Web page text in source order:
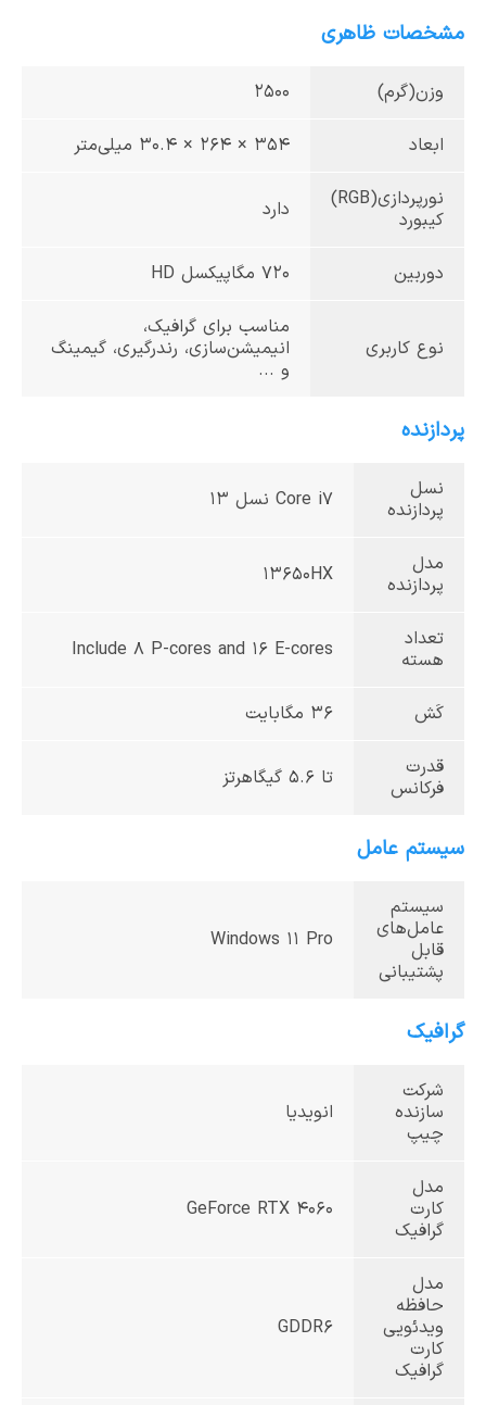
مشخصات ظاهری
وزن(گرم) 2500
ابعاد 354 × 264 × 30.4 میلی‌متر
نورپردازی(RGB)
کیبورد
دارد
دوربین ۷۲۰ مگاپیکسل HD
نوع کاربری
مناسب برای گرافیک،
انیمیشن‌سازی، رندرگیری، گیمینگ
و ...
پردازنده
نسل
پردازنده
Core i7 نسل ۱۳
مدل
پردازنده
13650HX
تعداد
هسته
Include 8 P-cores and 16 E-cores
کَش 36 مگابایت
قدرت
فرکانس
تا 5.6 گیگاهرتز
سیستم عامل
سیستم
عامل‌های
قابل
پشتیبانی
Windows 11 Pro
گرافیک
شرکت
سازنده
چیپ
انویدیا
مدل
کارت
گرافیک
GeForce RTX 4060
مدل
حافظه
ویدئویی
کارت
گرافیک
GDDR6